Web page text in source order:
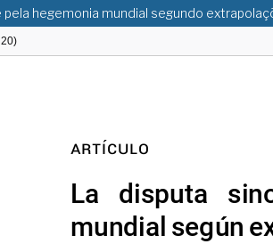
hegemonia mundial segundo